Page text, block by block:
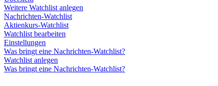
Weitere Watchlist anlegen
Nachrichten-Watchlist
Aktienkurs-Watchlist
Watchlist bearbeiten
Einstellungen
Was bringt eine Nachrichten-Watchlist?
Watchlist anlegen
Was bringt eine Nachrichten-Watchlist?